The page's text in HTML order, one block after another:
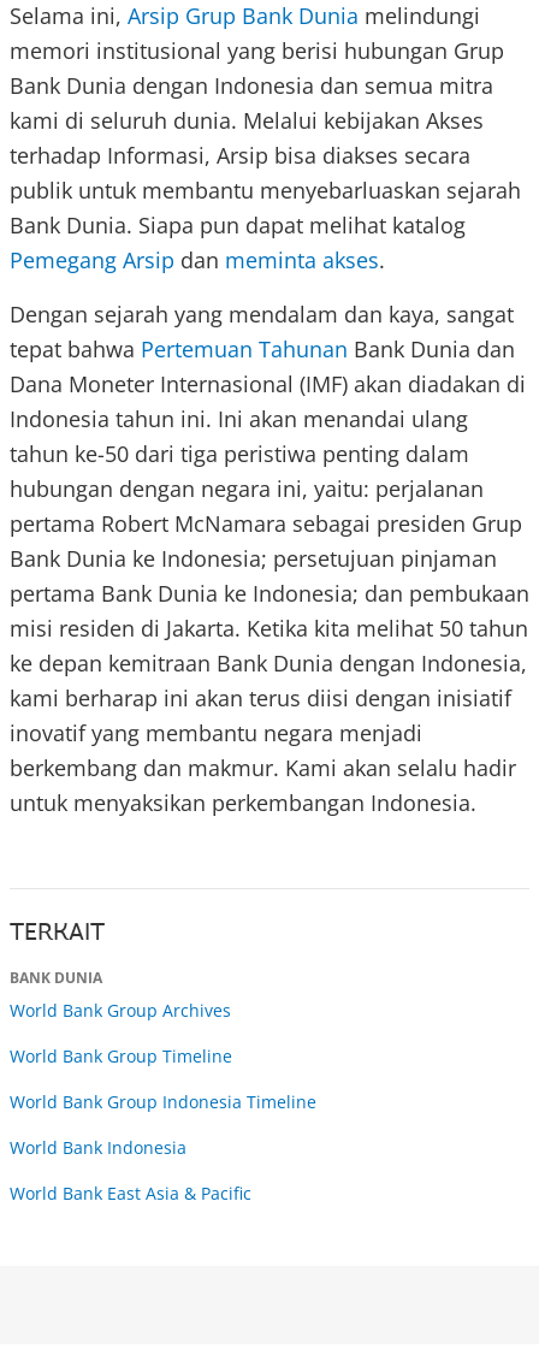
Selama ini, Arsip Grup Bank Dunia melindungi
memori institusional yang berisi hubungan Grup
Bank Dunia dengan Indonesia dan semua mitra
kami di seluruh dunia. Melalui kebijakan Akses
terhadap Informasi, Arsip bisa diakses secara
publik untuk membantu menyebarluaskan sejarah
Bank Dunia. Siapa pun dapat melihat katalog
Pemegang Arsip dan meminta akses.
Dengan sejarah yang mendalam dan kaya, sangat
tepat bahwa Pertemuan Tahunan Bank Dunia dan
Dana Moneter Internasional (IMF) akan diadakan di
Indonesia tahun ini. Ini akan menandai ulang
tahun ke-50 dari tiga peristiwa penting dalam
hubungan dengan negara ini, yaitu: perjalanan
pertama Robert McNamara sebagai presiden Grup
Bank Dunia ke Indonesia; persetujuan pinjaman
pertama Bank Dunia ke Indonesia; dan pembukaan
misi residen di Jakarta. Ketika kita melihat 50 tahun
ke depan kemitraan Bank Dunia dengan Indonesia,
kami berharap ini akan terus diisi dengan inisiatif
inovatif yang membantu negara menjadi
berkembang dan makmur. Kami akan selalu hadir
untuk menyaksikan perkembangan Indonesia.
TERKAIT
BANK DUNIA
World Bank Group Archives
World Bank Group Timeline
World Bank Group Indonesia Timeline
World Bank Indonesia
World Bank East Asia & Pacific